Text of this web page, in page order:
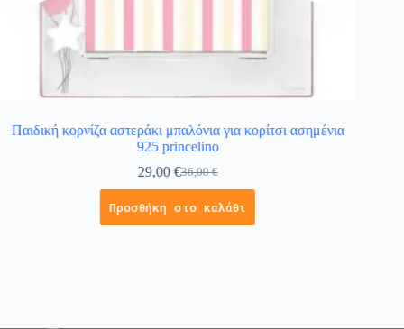
Παιδική κορνίζα αστεράκι μπαλόνια για κορίτσι ασημένια
925 princelino
36,00€
29,00 €
Προσθήκη στο καλάθι